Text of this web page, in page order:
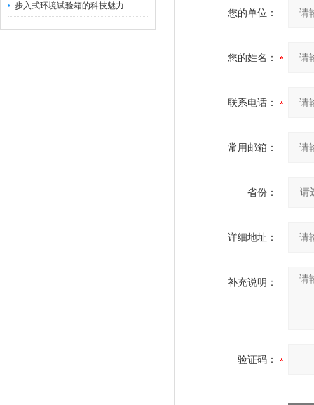
步入式环境试验箱的科技魅力
您的单位：
您的姓名：
联系电话：
常用邮箱：
省份：
详细地址：
补充说明：
验证码：